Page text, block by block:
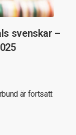
svenskar –
är fortsatt